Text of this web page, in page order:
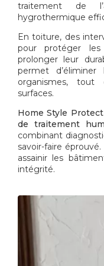
traitement de
hygrothermique
En toiture, des
pour protéger
prolonger leur
permet
organismes, tout
surfaces.
Home Style Protect
de traitement
combinant
savoir-faire
assainir les
intégrité.